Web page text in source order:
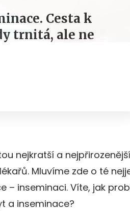
Cesta k
trnitá, ale ne
nejkratší a
Mluvíme zde o té
– inseminaci. Víte, jak
a inseminace?